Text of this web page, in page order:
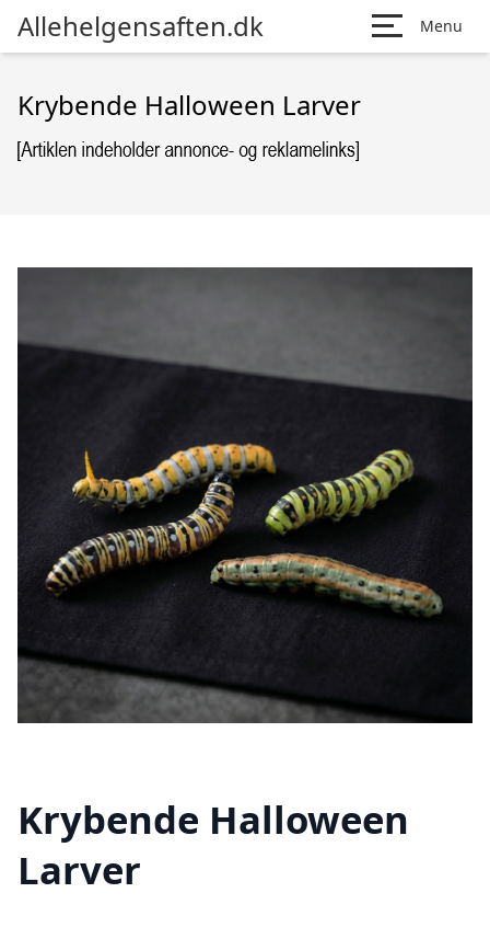
Allehelgensaften.dk Menu
Krybende Halloween Larver
Krybende Halloween
Larver